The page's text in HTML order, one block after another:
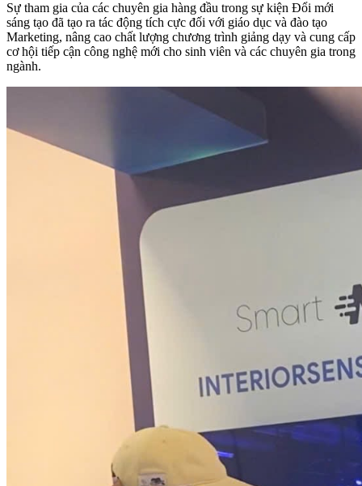
Sự tham gia của các chuyên gia hàng đầu trong sự kiện Đổi mới
sáng tạo đã tạo ra tác động tích cực đối với giáo dục và đào tạo
Marketing, nâng cao chất lượng chương trình giảng dạy và cung cấp
cơ hội tiếp cận công nghệ mới cho sinh viên và các chuyên gia trong
ngành.